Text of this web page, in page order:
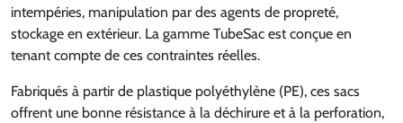
intempéries, manipulation par des agents de propreté,
stockage en extérieur. La gamme TubeSac est conçue en
tenant compte de ces contraintes réelles.
Fabriqués à partir de plastique polyéthylène (PE), ces sacs
offrent une bonne résistance à la déchirure et à la perforation,